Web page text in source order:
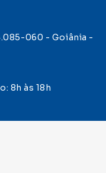
060 - Goiânia -
8h às 18h